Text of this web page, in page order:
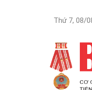
Thứ 7, 08/